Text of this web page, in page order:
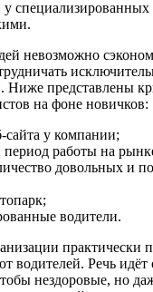
специализированных
невозможно
Ниже представлены
на фоне новичков:
сайта у компании;
период работы на
довольных и
водители.
практически
водителей. Речь идёт
нездоровые, но